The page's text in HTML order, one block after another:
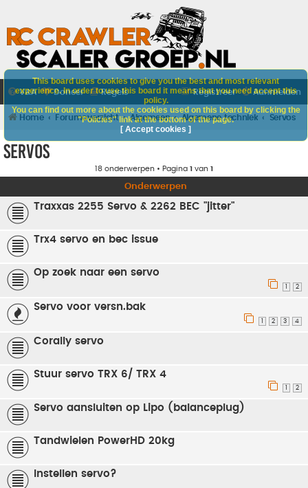
V&A Doneer Regels Aanmelden
Registreer
Home Forumoverzicht Algemeen Algemene techniek Servos
Servos
18 onderwerpen • Pagina 1 van 1
Onderwerpen
Traxxas 2255 Servo & 2262 BEC "jitter"
Trx4 servo en bec issue
Op zoek naar een servo
2
Servo voor versn.bak
1 2 3 4
Corally servo
Stuur servo TRX 6/ TRX 4
2
Servo aansluiten op Lipo (balanceplug)
Tandwielen PowerHD 20kg
Instellen servo?
This board uses cookies to give you the best and most relevant
experience. In order to use this board it means that you need accept this
policy.
You can find out more about the cookies used on this board by clicking the
"Policies" link at the bottom of the page.
[ Accept cookies ]